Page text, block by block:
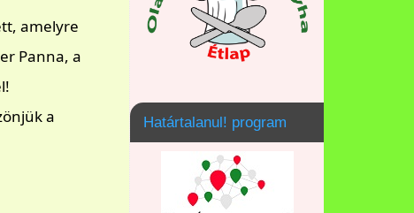
amelyre
Panna, a
a
Határtalanul! program